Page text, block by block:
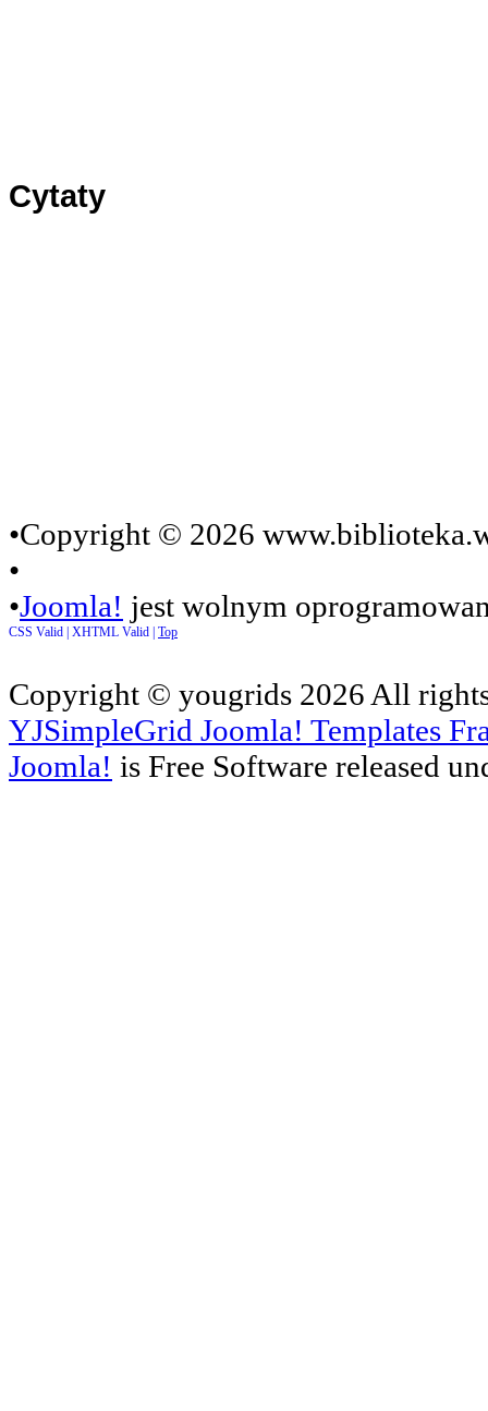
Cytaty
•Copyright © 2026
•
•Joomla! jest wolnym
CSS Valid | XHTML Valid | Top
Copyright © yougrids 2026 All
YJSimpleGrid Joomla! Templates
Joomla! is Free Software released